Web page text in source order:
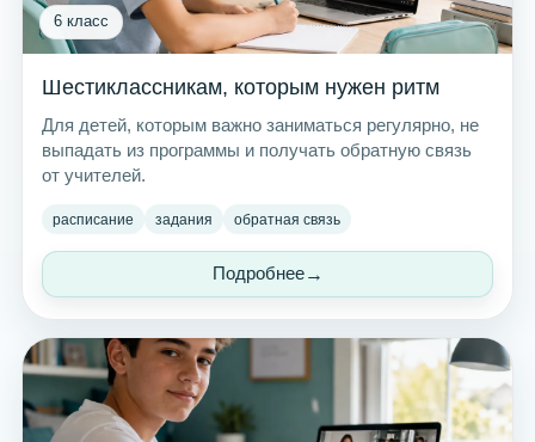
6 класс
Шестиклассникам, которым нужен ритм
Для детей, которым важно заниматься регулярно, не
выпадать из программы и получать обратную связь
от учителей.
расписание задания обратная связь
Подробнее